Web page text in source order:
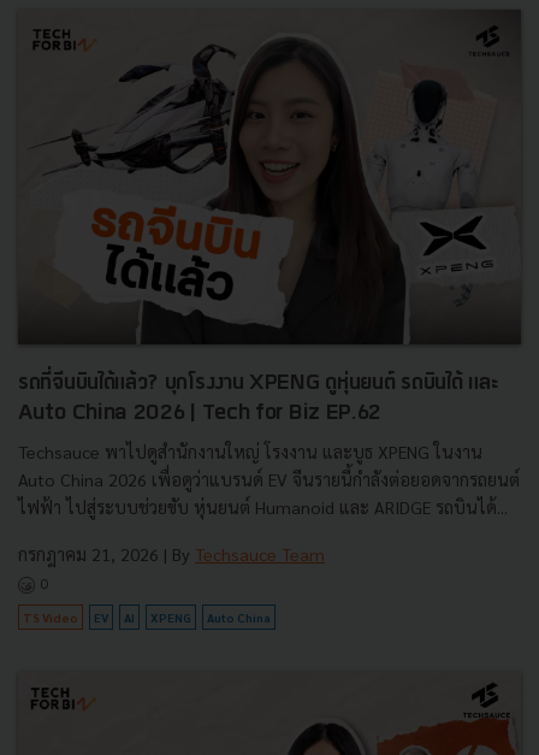
รถที่จีนบินได้แล้ว? บุกโรงงาน XPENG ดูหุ่นยนต์ รถบินได้ และ
Auto China 2026 | Tech for Biz EP.62
Techsauce พาไปดูสำนักงานใหญ่ โรงงาน และบูธ XPENG ในงาน
Auto China 2026 เพื่อดูว่าแบรนด์ EV จีนรายนี้กำลังต่อยอดจากรถยนต์
ไฟฟ้า ไปสู่ระบบช่วยขับ หุ่นยนต์ Humanoid และ ARIDGE รถบินได้...
กรกฎาคม 21, 2026 | By Techsauce Team
0
TS Video EV AI XPENG Auto China